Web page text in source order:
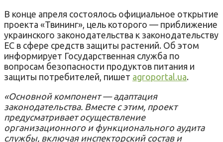
В конце апреля состоялось официальное открытие
проекта «Твининг», цель которого — приближение
украинского законодательства к законодательству
ЕС в сфере средств защиты растений. Об этом
информирует Государственная служба по
вопросам безопасности продуктов питания и
защиты потребителей, пишет agroportal.ua.
«Основной компонент — адаптация
законодательства. Вместе с этим, проект
предусматривает осуществление
организационного и функционального аудита
службы, включая инспекторский состав и